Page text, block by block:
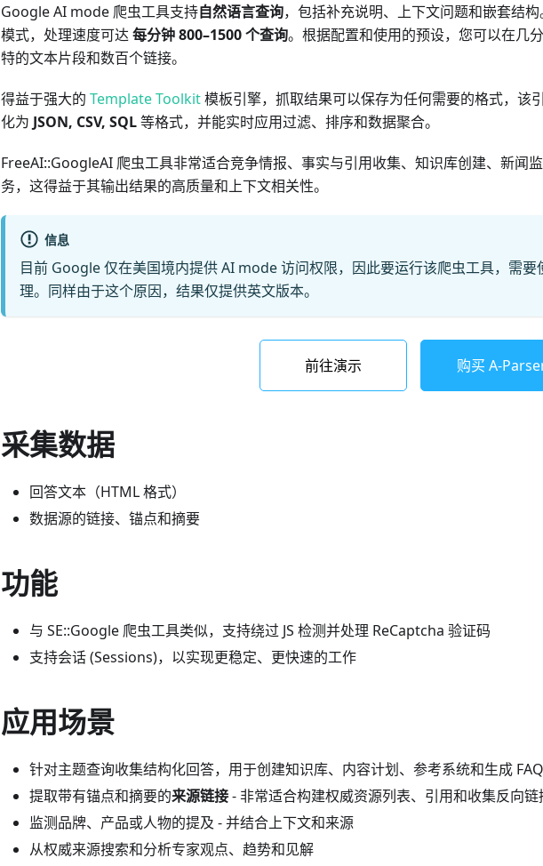
Google AI mode 爬虫工具支持自然语言查询，包括补充说明、上下文问题和嵌套结
模式，处理速度可达每分钟 800–1500 个查询。根据配置和使用的预设，您可以在几
特的文本片段和数百个链接。
得益于强大的 Template Toolkit模板引擎，抓取结果可以保存为任何需要的格式，该
化为 JSON, CSV, SQL等格式，并能实时应用过滤、排序和数据聚合。
FreeAI::GoogleAI 爬虫工具非常适合竞争情报、事实与引用收集、知识库创建、新闻
务，这得益于其输出结果的高质量和上下文相关性。
信息
目前 Google 仅在美国境内提供 AI mode 访问权限，因此要运行该爬虫工具，需要
理。同样由于这个原因，结果仅提供英文版本。
前往演示 购买 A-
采集数据
回答文本（HTML 格式）
数据源的链接、锚点和摘要
功能
与 SE::Google 爬虫工具类似，支持绕过 JS 检测并处理 ReCaptcha 验证码
支持会话 (Sessions)，以实现更稳定、更快速的工作
应用场景
针对主题查询收集结构化回答，用于创建知识库、内容计划、参考系统和生成 FAQ
提取带有锚点和摘要的来源链接- 非常适合构建权威资源列表、引用和收集反向链
监测品牌、产品或人物的提及 - 并结合上下文和来源
从权威来源搜索和分析专家观点、趋势和见解